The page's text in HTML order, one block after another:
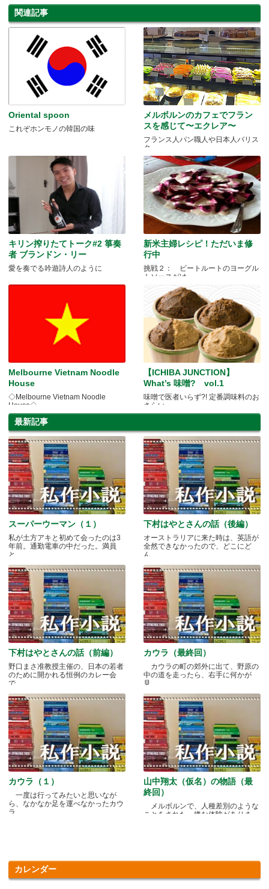
関連記事
Oriental spoon
これぞホンモノの韓国の味
メルボルンのカフェでフラン
スを感じて〜エクレア〜
フランス人パン職人や日本人バリス
タ
キリン搾りたてトーク#2 箏奏
者 ブランドン・リー
愛を奏でる吟遊詩人のように
新米主婦レシピ！ただいま修
行中
挑戦２： ビートルートのヨーグル
トソースがけ
Melbourne Vietnam Noodle
House
◇Melbourne Vietnam Noodle
House◇
【ICHIBA JUNCTION】
What’s 味噌? vol.1
味噌で医者いらず?! 定番調味料のお
さらい
最新記事
スーパーウーマン（１）
私が土方アキと初めて会ったのは3
年前。通勤電車の中だった。満員
と.....
下村はやとさんの話（後編）
オーストラリアに来た時は、英語が
全然できなかったので、どこにど
ん.....
下村はやとさんの話（前編）
野口まさ准教授主催の、日本の若者
のために開かれる恒例のカレー会
で.....
カウラ（最終回）
カウラの町の郊外に出て、野原の
中の道を走ったら、右手に何かが
見.....
カウラ（１）
一度は行ってみたいと思いなが
ら、なかなか足を運べなかったカウ
ラ.....
山中翔太（仮名）の物語（最
終回）
メルボルンで、人種差別のような
ことをされた、嫌な体験がありま
カレンダー